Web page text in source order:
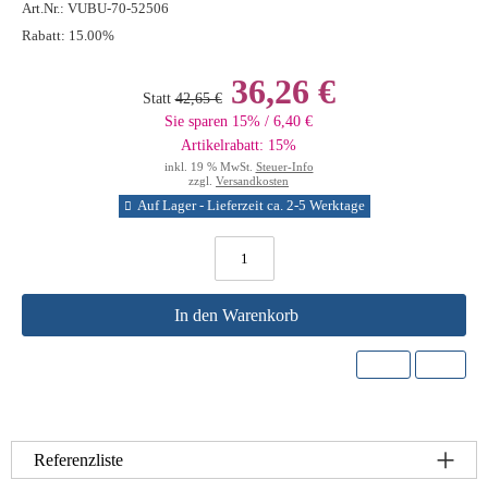
Art.Nr.: VUBU-70-52506
Rabatt: 15.00%
Statt 42,65 €36,26 €
Sie sparen 15% / 6,40 €
Artikelrabatt: 15%
inkl. 19 % MwSt. Steuer-Info
zzgl. Versandkosten
Auf Lager - Lieferzeit ca. 2-5 Werktage
In den Warenkorb
Referenzliste